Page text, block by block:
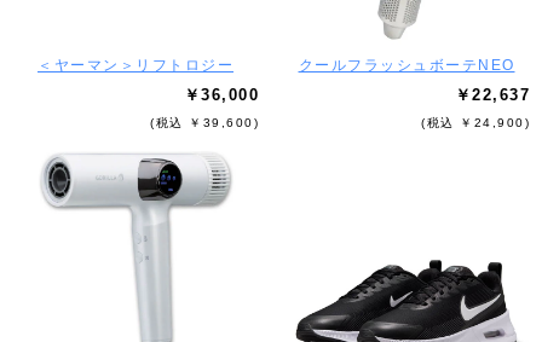
＜ヤーマン＞リフトロジー
￥36,000
(税込 ￥39,600)
クールフラッシュボーテNEO
￥22,637
(税込 ￥24,900)